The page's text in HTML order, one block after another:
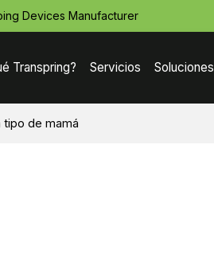
Devices Manufacturer
Transpring? Servicios Soluciones
tipo de mamá